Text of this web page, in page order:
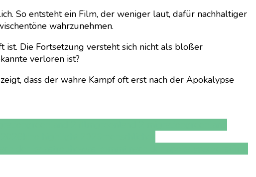
So entsteht ein Film, der weniger laut, dafür nachhaltiger
wahrzunehmen.
ist. Die Fortsetzung versteht sich nicht als bloßer
verloren ist?
dass der wahre Kampf oft erst nach der Apokalypse